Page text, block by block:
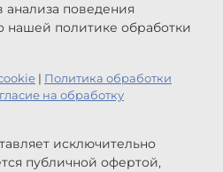
поведения
нашей политике обработки
| Политика обработки
на обработку
исключительно
публичной офертой,